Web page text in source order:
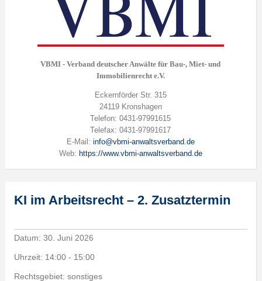
VBMI - Verband deutscher Anwälte für Bau-, Miet- und
Immobilienrecht e.V.
Eckernförder Str. 315
24119 Kronshagen
Telefon: 0431-97991615
Telefax: 0431-97991617
E-Mail: info@vbmi-anwaltsverband.de
Web: https://www.vbmi-anwaltsverband.de
KI im Arbeitsrecht – 2. Zusatztermin
Datum: 30. Juni 2026
Uhrzeit: 14:00 - 15:00
Rechtsgebiet: sonstiges